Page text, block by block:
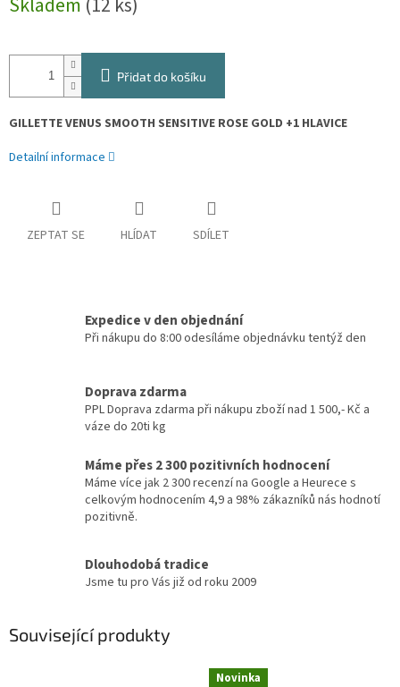
cena:
Přidat do košíku
GILLETTE VENUS SMOOTH SENSITIVE ROSE GOLD +1 HLAVICE
Detailní informace
ZEPTAT SE HLÍDAT SDÍLET
Expedice v den objednání
Při nákupu do 8:00 odesíláme objednávku tentýž den
Doprava zdarma
PPL Doprava zdarma při nákupu zboží nad 1 500,- Kč a
váze do 20ti kg
Máme přes 2 300 pozitivních hodnocení
Máme více jak 2 300 recenzí na Google a Heurece s
celkovým hodnocením 4,9 a 98% zákazníků nás hodnotí
pozitivně.
Dlouhodobá tradice
Jsme tu pro Vás již od roku 2009
Související produkty
Novinka